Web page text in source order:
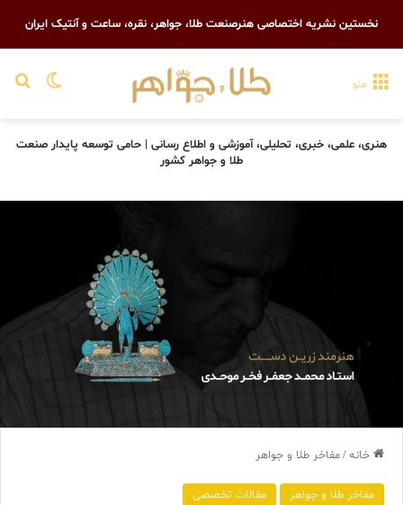
نخستین نشریه اختصاصی هنرصنعت طلا، جواهر، نقره، ساعت و آنتیک ایران
تغییر منو
هنری، علمی، خبری، تحلیلی، آموزشی و اطلاع رسانی | حامی توسعه پایدار صنعت
طلا و جواهر کشور
خانه/مفاخر طلا و جواهر
مفاخر طلا و جواهر مقالات تخصصی